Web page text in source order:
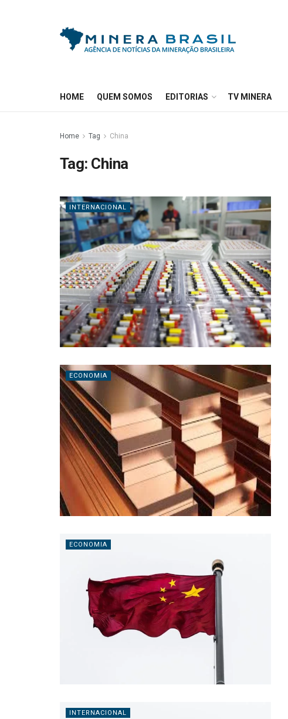
HOME QUEM SOMOS EDITORIAS TV MINERA
Home Tag China
Tag: China
INTERNACIONAL
ECONOMIA
ECONOMIA
INTERNACIONAL